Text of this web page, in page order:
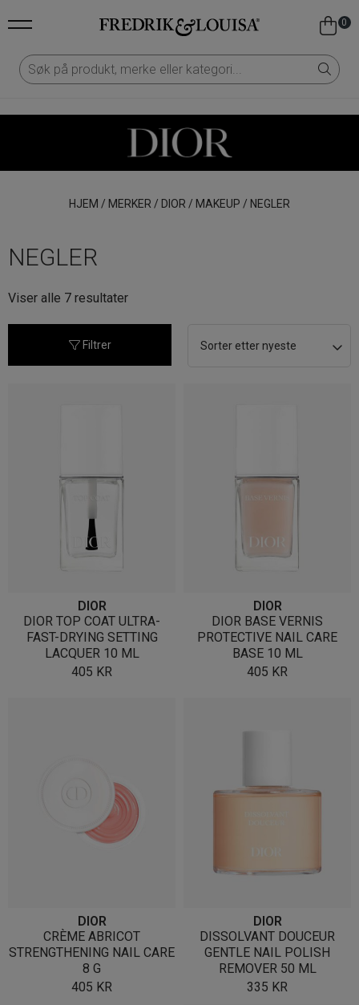
0
HJEM / MERKER / DIOR / MAKEUP / NEGLER
NEGLER
Viser alle 7 resultaterSortert
Filtrer
DIOR
DIOR TOP COAT ULTRA-
FAST-DRYING SETTING
LACQUER 10 ML
405 KR
DIOR
DIOR BASE VERNIS
PROTECTIVE NAIL CARE
BASE 10 ML
405 KR
DIOR
CRÈME ABRICOT
STRENGTHENING NAIL CARE
8 G
405 KR
DIOR
DISSOLVANT DOUCEUR
GENTLE NAIL POLISH
REMOVER 50 ML
335 KR